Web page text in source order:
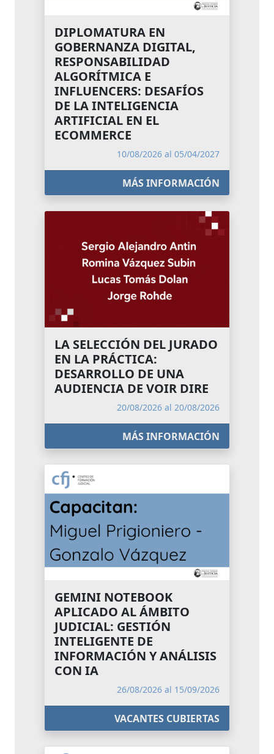
DIPLOMATURA EN
GOBERNANZA DIGITAL,
RESPONSABILIDAD
ALGORÍTMICA E
INFLUENCERS: DESAFÍOS
DE LA INTELIGENCIA
ARTIFICIAL EN EL
ECOMMERCE
10/08/2026 al 05/04/2027
MÁS INFORMACIÓN
LA SELECCIÓN DEL JURADO
EN LA PRÁCTICA:
DESARROLLO DE UNA
AUDIENCIA DE VOIR DIRE
20/08/2026 al 20/08/2026
MÁS INFORMACIÓN
GEMINI NOTEBOOK
APLICADO AL ÁMBITO
JUDICIAL: GESTIÓN
INTELIGENTE DE
INFORMACIÓN Y ANÁLISIS
CON IA
26/08/2026 al 15/09/2026
VACANTES CUBIERTAS